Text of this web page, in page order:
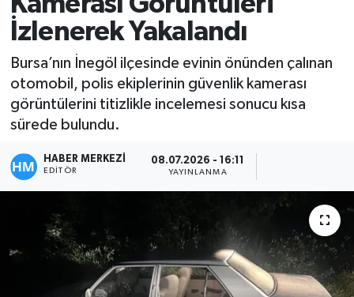
İzlenerek Yakalandı
Bursa’nın İnegöl ilçesinde evinin önünden çalınan
otomobil, polis ekiplerinin güvenlik kamerası
görüntülerini titizlikle incelemesi sonucu kısa
sürede bulundu.
HABER MERKEZİ
EDITÖR
08.07.2026 - 16:11
YAYINLANMA